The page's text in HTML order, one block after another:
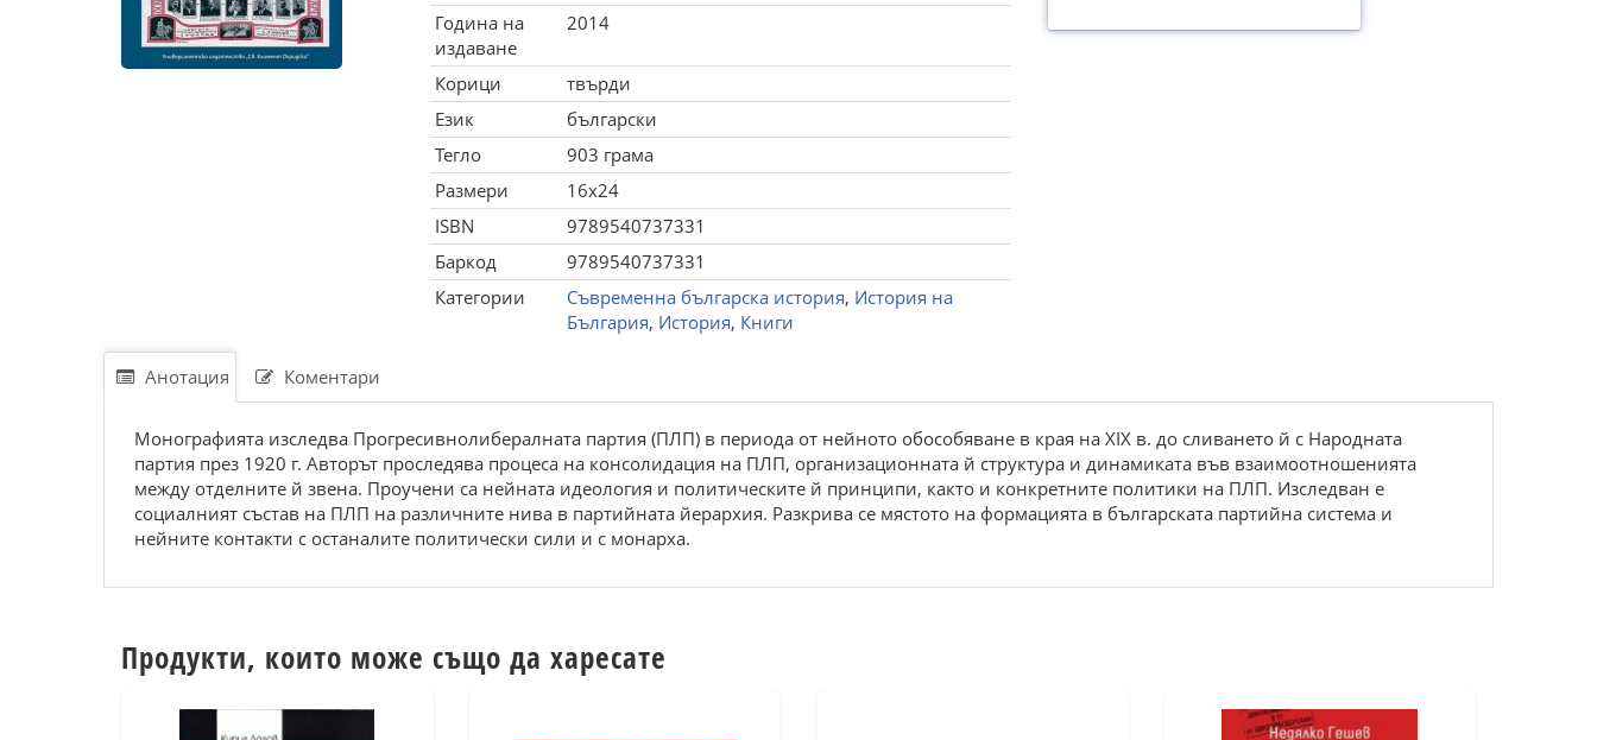
Година на
издаване
2014
Корици
твърди
Език
български
Тегло
903 грама
Размери
16x24
ISBN
9789540737331
Баркод
9789540737331
Категории
Съвременна българска история, История на
България, История, Книги
Анотация Коментари
Монографията изследва Прогресивнолибералната партия (ПЛП) в периода от нейното обособяване в края на XIX в. до сливането й с Народната
партия през 1920 г. Авторът проследява процеса на консолидация на ПЛП, организационната й структура и динамиката във взаимоотношенията
между отделните й звена. Проучени са нейната идеология и политическите й принципи, както и конкретните политики на ПЛП. Изследван е
социалният състав на ПЛП на различните нива в партийната йерархия. Разкрива се мястото на формацията в българската партийна система и
нейните контакти с останалите политически сили и с монарха.
Продукти, които може също да харесате